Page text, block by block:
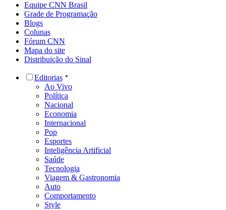
Equipe CNN Brasil
Grade de Programação
Blogs
Colunas
Fórum CNN
Mapa do site
Distribuição do Sinal
Editorias
Ao Vivo
Política
Nacional
Economia
Internacional
Pop
Esportes
Inteligência Artificial
Saúde
Tecnologia
Viagem & Gastronomia
Auto
Comportamento
Style